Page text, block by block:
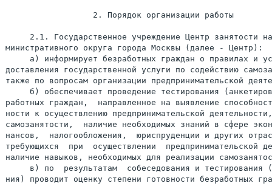
                  2. Порядок организации работы
2.1. Государственное учреждение Центр занятости
министративного округа города Москвы (далее - Центр):
а) информирует безработных граждан о правилах и
доставления государственной услуги по содействию
также по вопросам организации предпринимательской
б) обеспечивает проведение тестирования
работных граждан,  направленное на выявление
ности к осуществлению предпринимательской
самозанятости,  наличие необходимых знаний в сфере
нансов,  налогообложения,  юриспруденции и других
требующихся  при  осуществлении  предпринимательской
наличие навыков, необходимых для реализации
в) по  результатам  собеседования и тестирования
ния) проводит оценку степени готовности безработных